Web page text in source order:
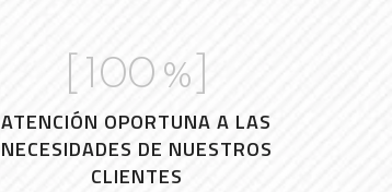
100 %]
ATENCIÓN OPORTUNA A LAS
NECESIDADES DE NUESTROS
CLIENTES